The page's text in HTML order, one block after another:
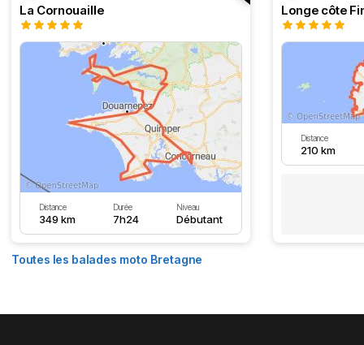
La Cornouaille
Distance
349 km
Durée
7h24
Niveau
Débutant
Distance
210 km
Toutes les balades moto Bretagne